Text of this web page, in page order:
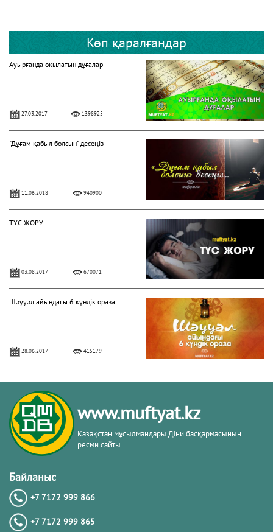
Көп қаралғандар
Ауырғанда оқылатын дұғалар
27.03.2017 1398925
"Дұғам қабыл болсын" десеңіз
11.06.2018 940900
ТҮС ЖОРУ
03.08.2017 670071
Шәууәл айындағы 6 күндік ораза
28.06.2017 415179
БЕРЕКЕЛІ БАРААТ ТҮНІ
06.04.2020
31.07.2017
www.muftyat.kz
Қазақстан мұсылмандары Діни басқармасының
ресми сайты
Байланыс
+7 7172 999 866
+7 7172 999 865